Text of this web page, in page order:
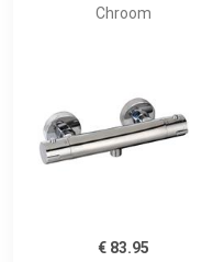
Chroom
€ 83.95